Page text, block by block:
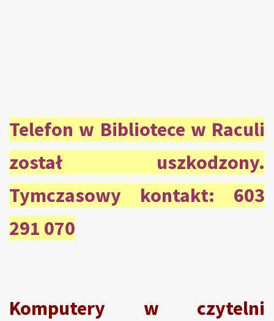
Telefon w Bibliotece w Raculi
został uszkodzony.
Tymczasowy kontakt: 603
291 070
Komputery w czytelni